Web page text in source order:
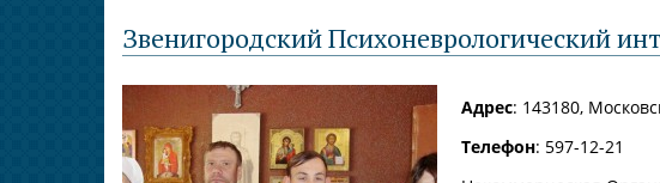
Звенигородский Психоневрологический
Адрес: 143180,
Телефон: 597-12-21